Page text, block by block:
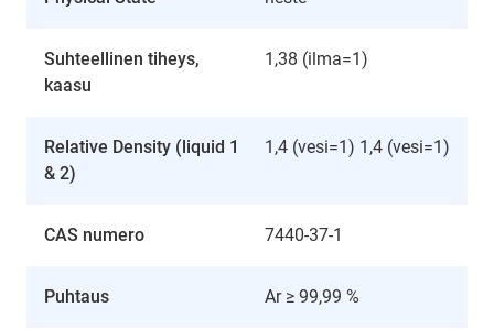
Suhteellinen tiheys,
kaasu
1,38 (ilma=1)
Relative Density (liquid 1
& 2)
1,4 (vesi=1) 1,4 (vesi=1)
CAS numero 7440-37-1
Puhtaus Ar ≥ 99,99 %